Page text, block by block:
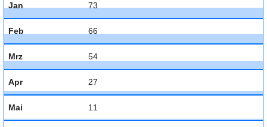
Jan 73
Feb 66
Mrz 54
Apr 27
Mai 11